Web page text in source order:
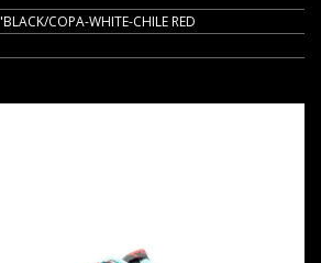
COPA-WHITE-CHILE RED